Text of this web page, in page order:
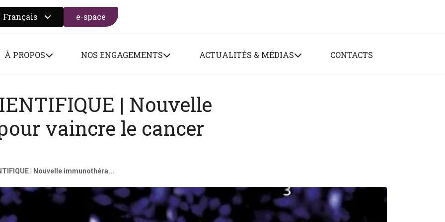
form
Français e-space
À PROPOS NOS ENGAGEMENTS ACTUALITÉS & MÉDIAS CONTACTS
| Nouvelle
vaincre le cancer
| Nouvelle immunothéra...